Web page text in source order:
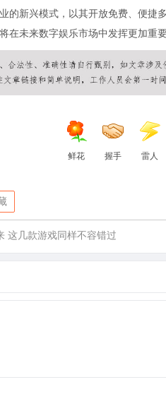
的新兴模式，以其开放免费、便捷
在未来数字娱乐市场中发挥更加重
鲜花 握手 雷人
这几款游戏同样不容错过